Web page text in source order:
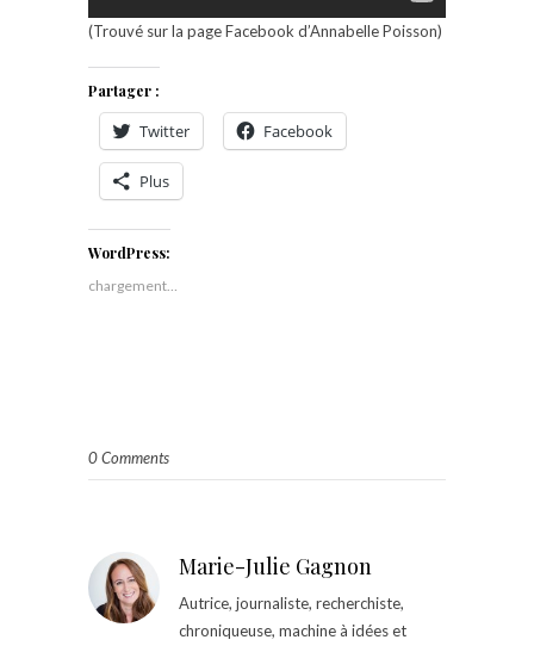
(Trouvé sur la page Facebook d’Annabelle Poisson)
Partager :
Twitter Facebook
Plus
WordPress:
chargement…
0 Comments
Marie-Julie Gagnon
Autrice, journaliste, recherchiste,
chroniqueuse, machine à idées et